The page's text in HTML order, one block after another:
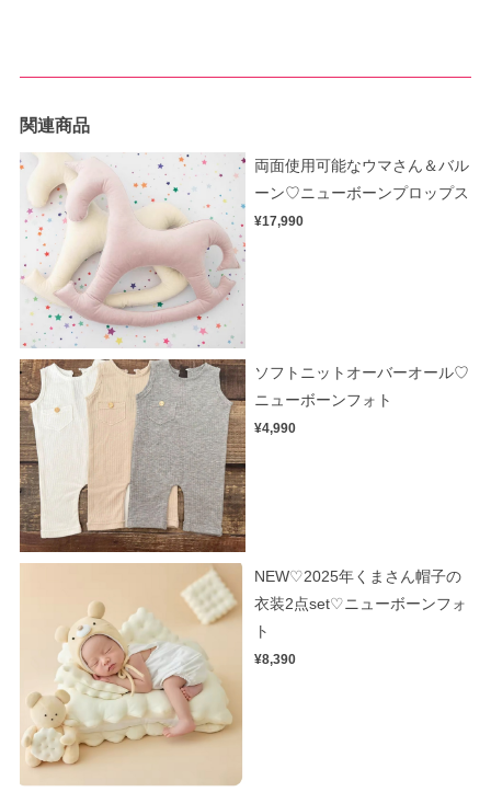
関連商品
両面使用可能なウマさん＆バル
ーン♡ニューボーンプロップス
¥17,990
ソフトニットオーバーオール♡
ニューボーンフォト
¥4,990
NEW♡2025年くまさん帽子の
衣装2点set♡ニューボーンフォ
ト
¥8,390